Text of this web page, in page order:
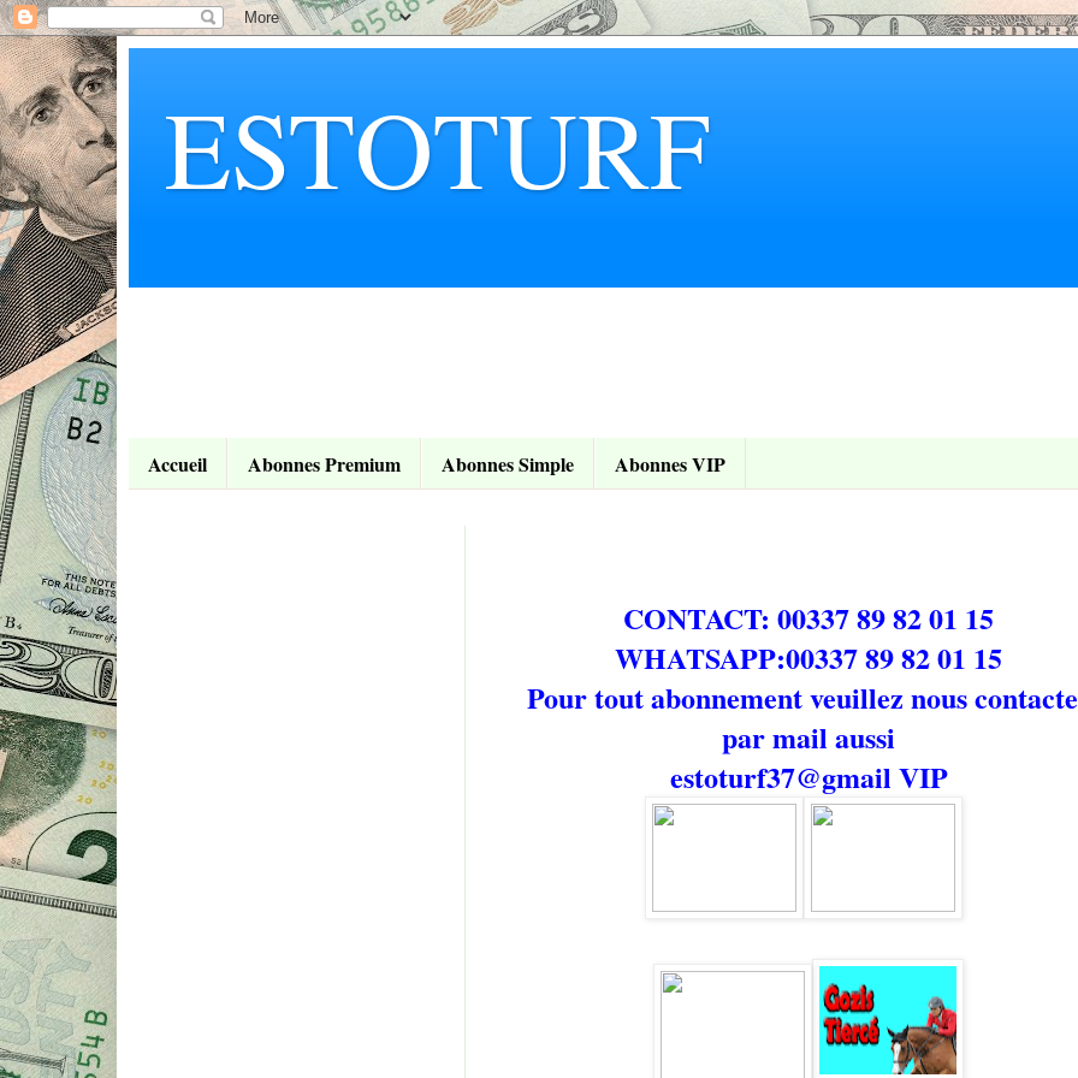
ESTOTURF
Accueil Abonnes Premium Abonnes Simple Abonnes VIP
CONTACT: 00337 89 82 01 15
WHATSAPP:00337 89 82 01 15
Pour tout abonnement veuillez nous
par mail aussi
estoturf37@gmail VIP